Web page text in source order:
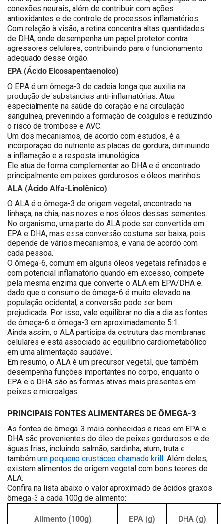
conexões neurais, além de contribuir com ações
antioxidantes e de controle de processos inflamatórios.
Com relação à visão, a retina concentra altas quantidades
de DHA, onde desempenha um papel protetor contra
agressores celulares, contribuindo para o funcionamento
adequado desse órgão.
EPA (Ácido Eicosapentaenoico)
O EPA é um ômega-3 de cadeia longa que auxilia na
produção de substâncias anti-inflamatórias. Atua
especialmente na saúde do coração e na circulação
sanguínea, prevenindo a formação de coágulos e reduzindo
o risco de trombose e AVC.
Um dos mecanismos, de acordo com estudos, é a
incorporação do nutriente às placas de gordura, diminuindo
a inflamação e a resposta imunológica.
Ele atua de forma complementar ao DHA e é encontrado
principalmente em peixes gordurosos e óleos marinhos.
ALA (Ácido Alfa-Linolênico)
O ALA é o ômega-3 de origem vegetal, encontrado na
linhaça, na chia, nas nozes e nos óleos dessas sementes.
No organismo, uma parte do ALA pode ser convertida em
EPA e DHA, mas essa conversão costuma ser baixa, pois
depende de vários mecanismos, e varia de acordo com
cada pessoa.
O ômega-6, comum em alguns óleos vegetais refinados e
com potencial inflamatório quando em excesso, compete
pela mesma enzima que converte o ALA em EPA/DHA e,
dado que o consumo de ômega-6 é muito elevado na
população ocidental, a conversão pode ser bem
prejudicada. Por isso, vale equilibrar no dia a dia as fontes
de ômega-6 e ômega-3 em aproximadamente 5:1.
Ainda assim, o ALA participa da estrutura das membranas
celulares e está associado ao equilíbrio cardiometabólico
em uma alimentação saudável.
Em resumo, o ALA é um precursor vegetal, que também
desempenha funções importantes no corpo, enquanto o
EPA e o DHA são as formas ativas mais presentes em
peixes e microalgas.
PRINCIPAIS FONTES ALIMENTARES DE ÔMEGA-3
As fontes de ômega-3 mais conhecidas e ricas em EPA e
DHA são provenientes do óleo de peixes gordurosos e de
águas frias, incluindo salmão, sardinha, atum, truta e
também um pequeno crustáceo chamado krill. Além deles,
existem alimentos de origem vegetal com bons teores de
ALA.
Confira na lista abaixo o valor aproximado de ácidos graxos
ômega-3 a cada 100g de alimento:
Alimento (100g) EPA (g) DHA (g)